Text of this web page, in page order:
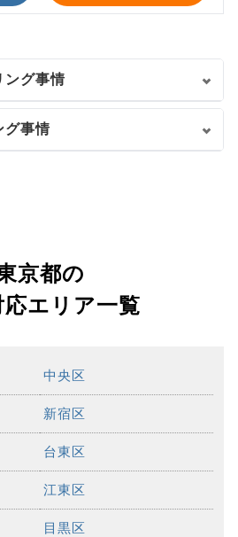
ング事情
グ事情
京都の
応エリア一覧
中央区
新宿区
台東区
江東区
目黒区